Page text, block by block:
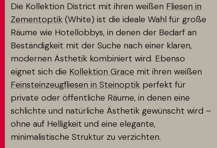
Die Kollektion District mit ihren weißen Fliesen in
Zementoptik (White) ist die ideale Wahl für große
Räume wie Hotellobbys, in denen der Bedarf an
Beständigkeit mit der Suche nach einer klaren,
modernen Ästhetik kombiniert wird. Ebenso
eignet sich die Kollektion Grace mit ihren weißen
Feinsteinzeugfliesen in Steinoptik perfekt für
private oder öffentliche Räume, in denen eine
schlichte und natürliche Ästhetik gewünscht wird –
ohne auf Helligkeit und eine elegante,
minimalistische Struktur zu verzichten.